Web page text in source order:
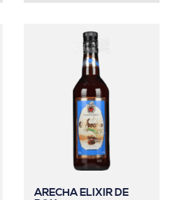
ARECHA ELIXIR DE